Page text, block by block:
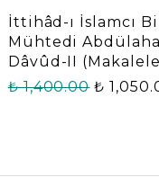
İttihâd-ı İslamcı
Mühtedi
Dâvûd-II
₺ 1,400.00 ₺